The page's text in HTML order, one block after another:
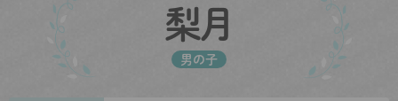
梨月
男の子